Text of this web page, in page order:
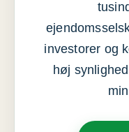
investorer og
høj